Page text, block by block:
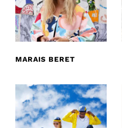
MARAIS BERET